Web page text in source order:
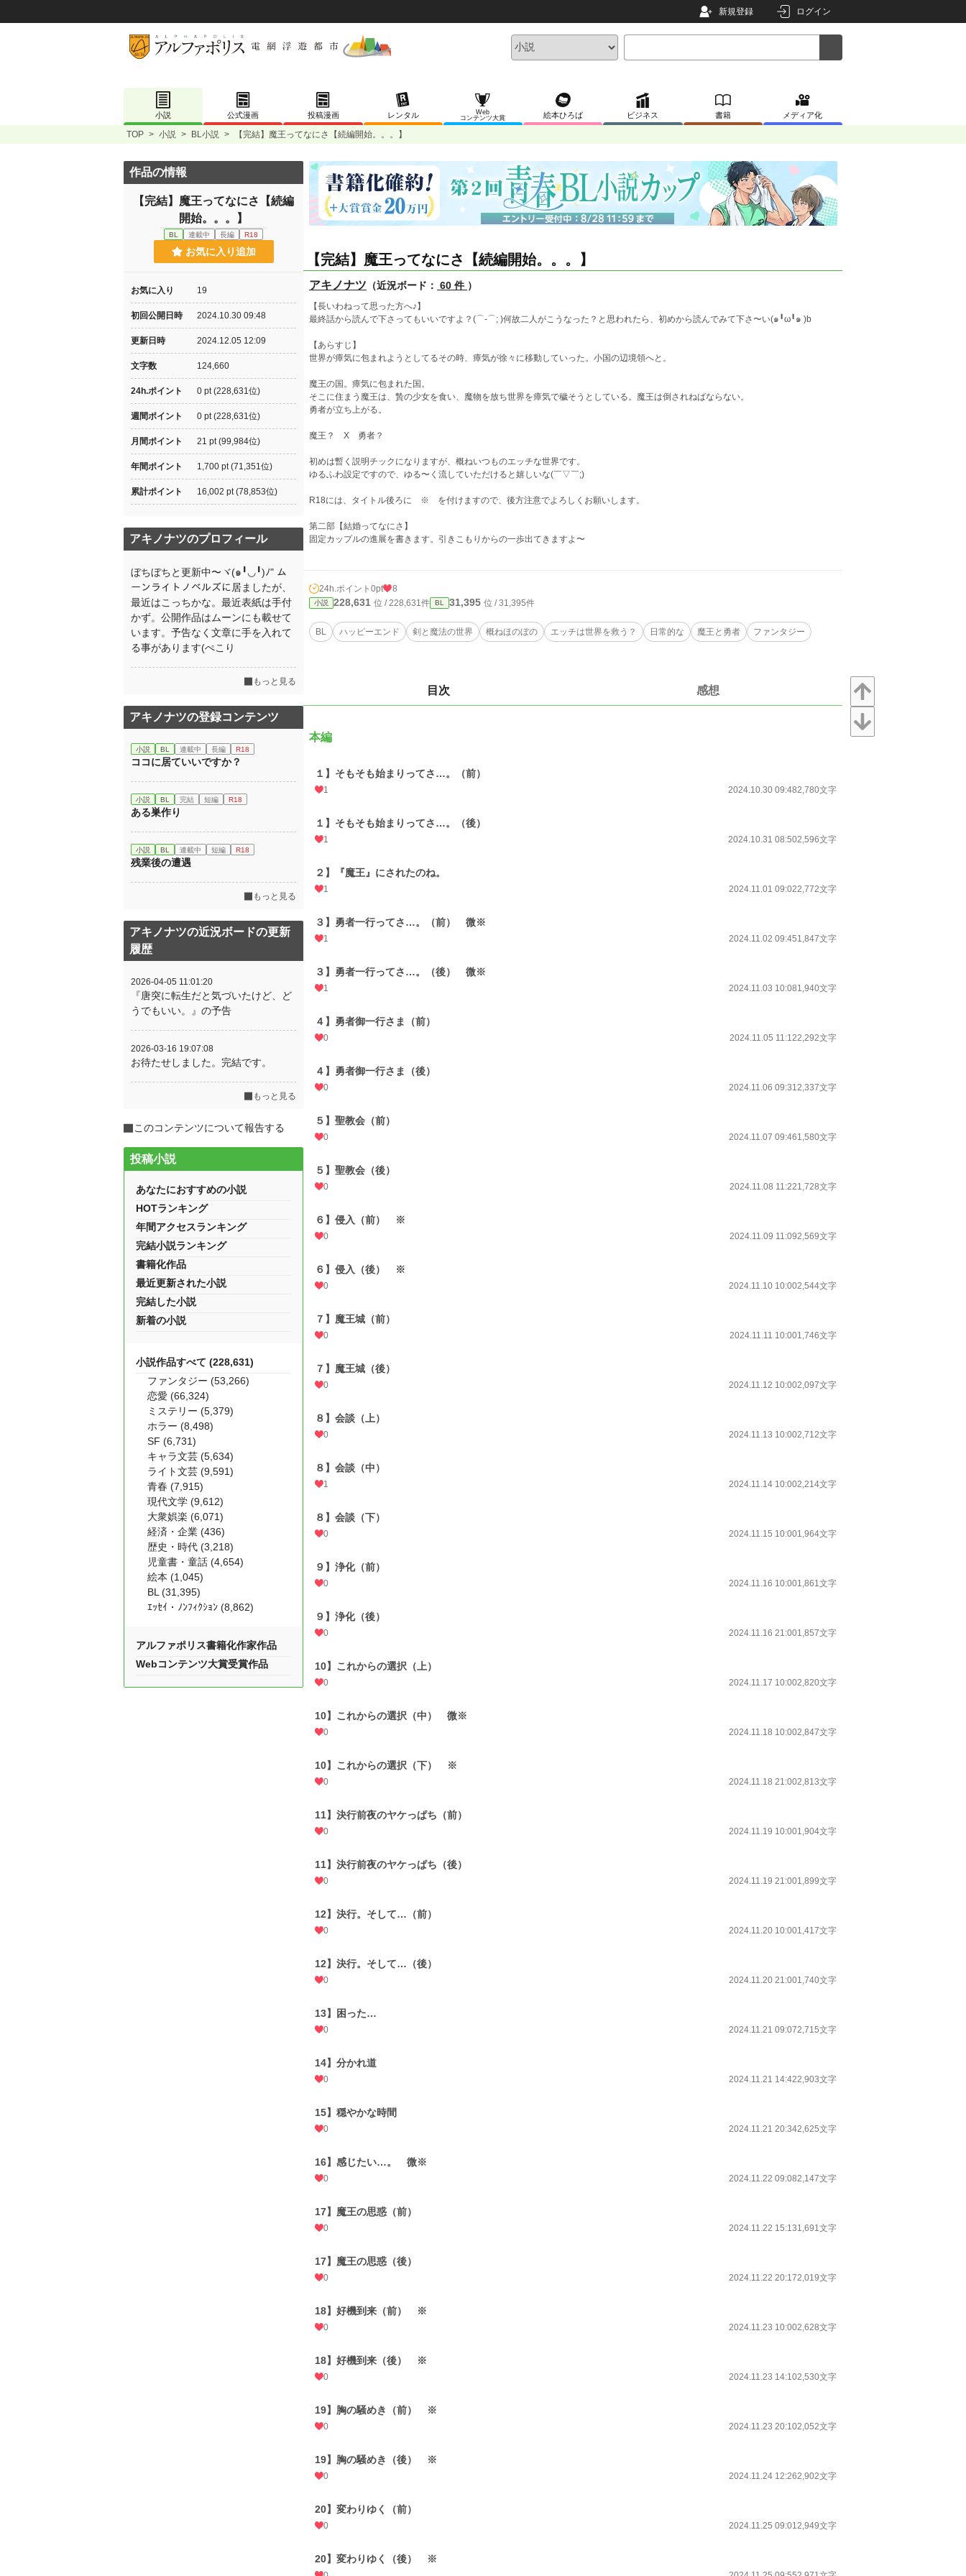
新規登録 ログイン
小説 公式漫画 投稿漫画 レンタル
Web
コンテンツ大賞
絵本ひろば ビジネス 書籍 メディア化
TOP > 小説 > BL小説 > 【完結】魔王ってなにさ【続編開始。。。】
【完結】魔王ってなにさ【続編開始。。。】
アキノナツ （近況ボード： 60 件 ）
【長いわねって思った方へ♪】
最終話から読んで下さってもいいですよ？(⌒-⌒; )何故二人がこうなった？と思われたら、初めから読んでみて下さ〜い(๑╹ω╹๑ )b
【あらすじ】
世界が瘴気に包まれようとしてるその時、瘴気が徐々に移動していった。小国の辺境領へと。
魔王の国。瘴気に包まれた国。
そこに住まう魔王は、贄の少女を食い、魔物を放ち世界を瘴気で穢そうとしている。魔王は倒されねばならない。
勇者が立ち上がる。
魔王？ X 勇者？
初めは暫く説明チックになりますが、概ねいつものエッチな世界です。
ゆるふわ設定ですので、ゆる〜く流していただけると嬉しいな(￣▽￣;)
R18には、タイトル後ろに ※ を付けますので、後方注意でよろしくお願いします。
第二部【結婚ってなにさ】
固定カップルの進展を書きます。引きこもりからの一歩出てきますよ〜
24h.ポイント 0pt 8
小説 228,631 位 / 228,631件 BL 31,395 位 / 31,395件
BL ハッピーエンド 剣と魔法の世界 概ねほのぼの エッチは世界を救う？ 日常的な 魔王と勇者 ファンタジー
目次 感想
本編
１】そもそも始まりってさ…。（前）
1 2024.10.30 09:482,780文字
１】そもそも始まりってさ…。（後）
1 2024.10.31 08:502,596文字
２】『魔王』にされたのね。
1 2024.11.01 09:022,772文字
３】勇者一行ってさ…。（前） 微※
1 2024.11.02 09:451,847文字
３】勇者一行ってさ…。（後） 微※
1 2024.11.03 10:081,940文字
４】勇者御一行さま（前）
0 2024.11.05 11:122,292文字
４】勇者御一行さま（後）
0 2024.11.06 09:312,337文字
５】聖教会（前）
0 2024.11.07 09:461,580文字
５】聖教会（後）
0 2024.11.08 11:221,728文字
６】侵入（前） ※
0 2024.11.09 11:092,569文字
６】侵入（後） ※
0 2024.11.10 10:002,544文字
７】魔王城（前）
0 2024.11.11 10:001,746文字
７】魔王城（後）
0 2024.11.12 10:002,097文字
８】会談（上）
0 2024.11.13 10:002,712文字
８】会談（中）
1 2024.11.14 10:002,214文字
８】会談（下）
0 2024.11.15 10:001,964文字
９】浄化（前）
0 2024.11.16 10:001,861文字
９】浄化（後）
0 2024.11.16 21:001,857文字
10】これからの選択（上）
0 2024.11.17 10:002,820文字
10】これからの選択（中） 微※
0 2024.11.18 10:002,847文字
10】これからの選択（下） ※
0 2024.11.18 21:002,813文字
11】決行前夜のヤケっぱち（前）
0 2024.11.19 10:001,904文字
11】決行前夜のヤケっぱち（後）
0 2024.11.19 21:001,899文字
12】決行。そして…（前）
0 2024.11.20 10:001,417文字
12】決行。そして…（後）
0 2024.11.20 21:001,740文字
13】困った…
0 2024.11.21 09:072,715文字
14】分かれ道
0 2024.11.21 14:422,903文字
15】穏やかな時間
0 2024.11.21 20:342,625文字
16】感じたい…。 微※
0 2024.11.22 09:082,147文字
17】魔王の思惑（前）
0 2024.11.22 15:131,691文字
17】魔王の思惑（後）
0 2024.11.22 20:172,019文字
18】好機到来（前） ※
0 2024.11.23 10:002,628文字
18】好機到来（後） ※
0 2024.11.23 14:102,530文字
19】胸の騒めき（前） ※
0 2024.11.23 20:102,052文字
19】胸の騒めき（後） ※
0 2024.11.24 12:262,902文字
20】変わりゆく（前）
0 2024.11.25 09:012,949文字
20】変わりゆく（後） ※
作品の情報
【完結】魔王ってなにさ【続編
開始。。。】
BL 連載中 長編 R18
お気に入り追加
お気に入り 19
初回公開日時 2024.10.30 09:48
更新日時 2024.12.05 12:09
文字数 124,660
24h.ポイント 0 pt (228,631位)
週間ポイント 0 pt (228,631位)
月間ポイント 21 pt (99,984位)
年間ポイント 1,700 pt (71,351位)
累計ポイント 16,002 pt (78,853位)
アキノナツのプロフィール
ぼちぼちと更新中〜ヾ(๑╹◡╹)ﾉ" ム
ーンライトノベルズに居ましたが、
最近はこっちかな。最近表紙は手付
かず。公開作品はムーンにも載せて
います。予告なく文章に手を入れて
る事があります(ぺこり
もっと見る
アキノナツの登録コンテンツ
小説 BL 連載中 長編 R18
ココに居ていいですか？
小説 BL 完結 短編 R18
ある巣作り
小説 BL 連載中 短編 R18
残業後の遭遇
もっと見る
アキノナツの近況ボードの更新
履歴
2026-04-05 11:01:20
『唐突に転生だと気づいたけど、ど
うでもいい。』の予告
2026-03-16 19:07:08
お待たせしました。完結です。
もっと見る
このコンテンツについて報告する
投稿小説
あなたにおすすめの小説
HOTランキング
年間アクセスランキング
完結小説ランキング
書籍化作品
最近更新された小説
完結した小説
新着の小説
小説作品すべて (228,631)
ファンタジー (53,266)
恋愛 (66,324)
ミステリー (5,379)
ホラー (8,498)
SF (6,731)
キャラ文芸 (5,634)
ライト文芸 (9,591)
青春 (7,915)
現代文学 (9,612)
大衆娯楽 (6,071)
経済・企業 (436)
歴史・時代 (3,218)
児童書・童話 (4,654)
絵本 (1,045)
BL (31,395)
ｴｯｾｲ・ﾉﾝﾌｨｸｼｮﾝ (8,862)
アルファポリス書籍化作家作品
Webコンテンツ大賞受賞作品